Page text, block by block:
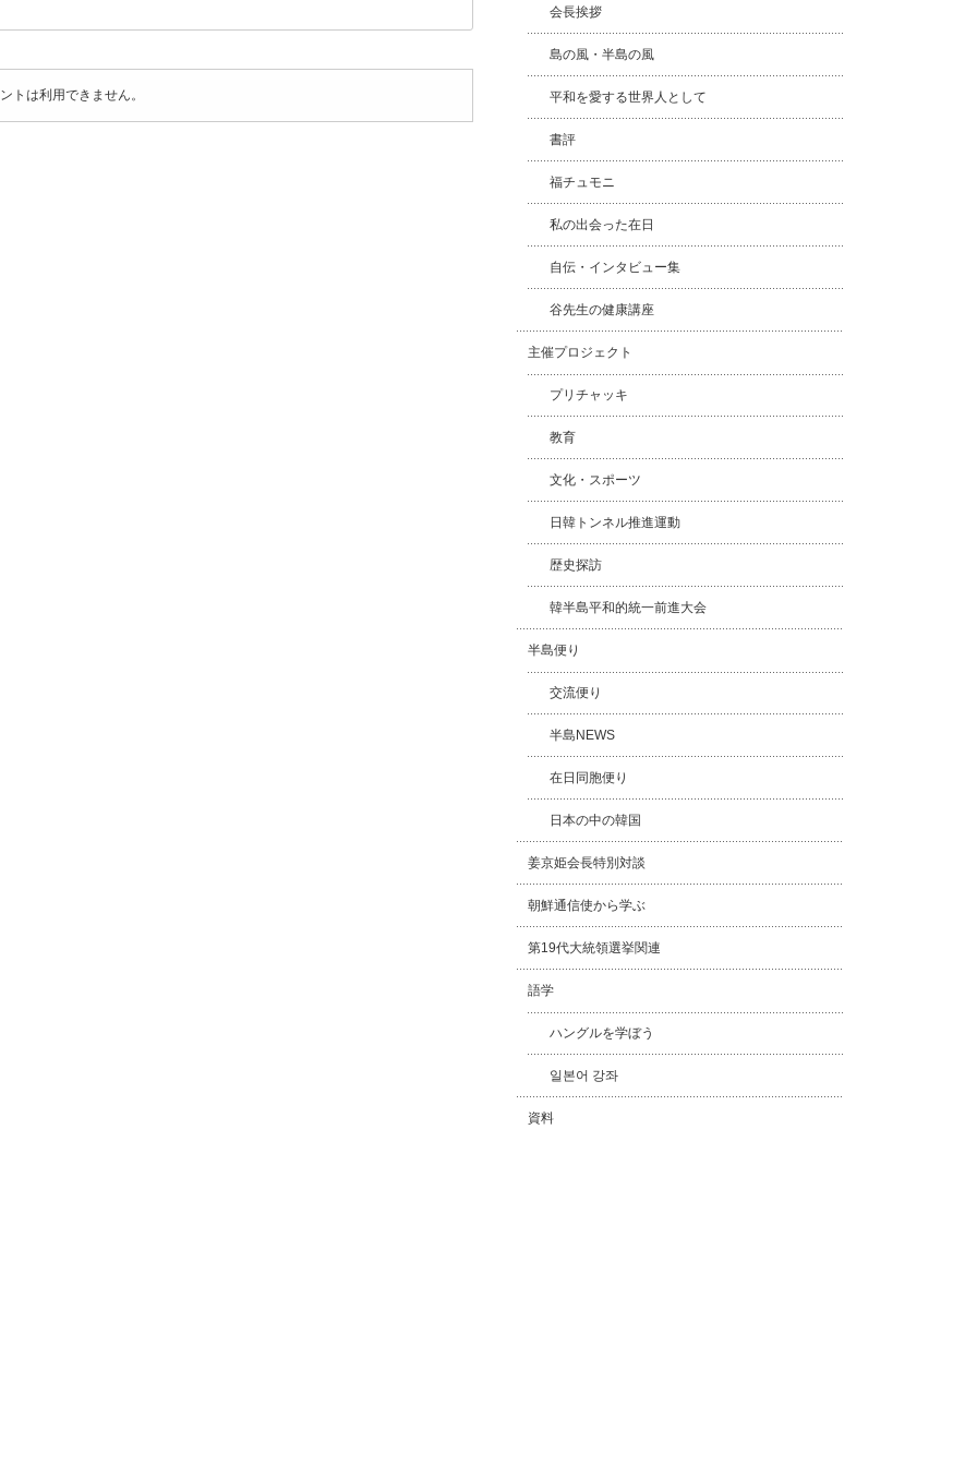
トは利用できません。
会長挨拶
島の風・半島の風
平和を愛する世界人として
書評
福チュモニ
私の出会った在日
自伝・インタビュー集
谷先生の健康講座
主催プロジェクト
プリチャッキ
教育
文化・スポーツ
日韓トンネル推進運動
歴史探訪
韓半島平和的統一前進大会
半島便り
交流便り
半島NEWS
在日同胞便り
日本の中の韓国
姜京姫会長特別対談
朝鮮通信使から学ぶ
第19代大統領選挙関連
語学
ハングルを学ぼう
일본어 강좌
資料